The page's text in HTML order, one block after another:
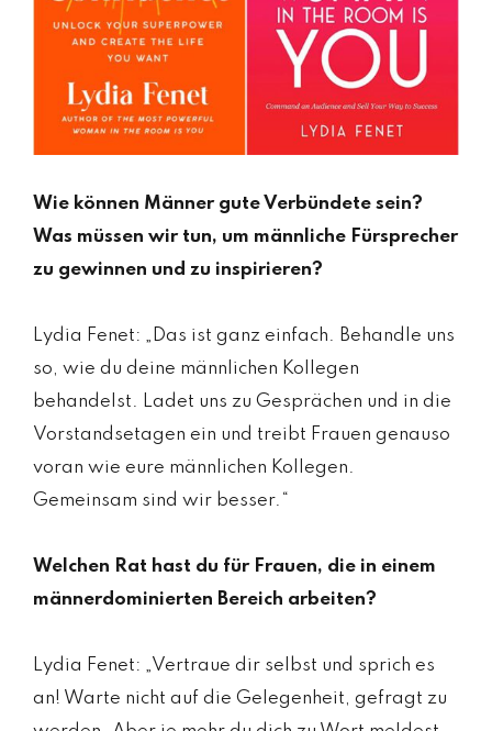
Wie können Männer gute Verbündete sein?
Was müssen wir tun, um männliche Fürsprecher
zu gewinnen und zu inspirieren?
Lydia Fenet: „Das ist ganz einfach. Behandle uns
so, wie du deine männlichen Kollegen
behandelst. Ladet uns zu Gesprächen und in die
Vorstandsetagen ein und treibt Frauen genauso
voran wie eure männlichen Kollegen.
Gemeinsam sind wir besser.“
Welchen Rat hast du für Frauen, die in einem
männerdominierten Bereich arbeiten?
Lydia Fenet: „Vertraue dir selbst und sprich es
an! Warte nicht auf die Gelegenheit, gefragt zu